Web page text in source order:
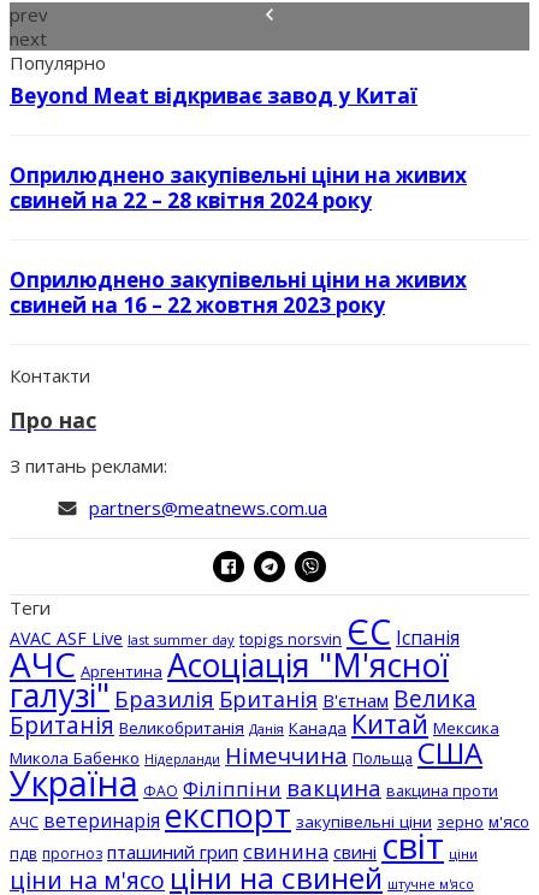
prev
next
Популярно
Beyond Meat відкриває завод у Китаї
Оприлюднено закупівельні ціни на живих
свиней на 22 – 28 квітня 2024 року
Оприлюднено закупівельні ціни на живих
свиней на 16 – 22 жовтня 2023 року
Контакти
Про нас
З питань реклами:
partners@meatnews.com.ua
Теги
AVAC ASF Live last summer day topigs norsvin ЄС Іспанія
АЧС Аргентина Асоціація "М'ясної
галузі" Бразилія Британія В'єтнам Велика
Британія Великобританія Данія Канада Китай Мексика
Микола Бабенко Нідерланди Німеччина Польща США
Україна ФАО Філіппіни вакцина вакцина проти
АЧС ветеринарія експорт закупівельні ціни зерно м'ясо
пдв прогноз пташиний грип свинина свині світ ціни
ціни на м'ясо ціни на свиней штучне м'ясо